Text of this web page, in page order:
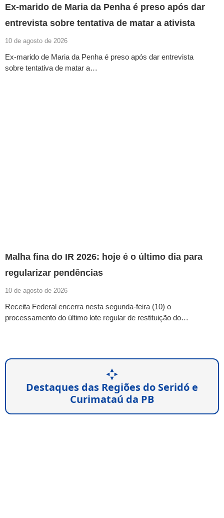
Ex-marido de Maria da Penha é preso após dar
entrevista sobre tentativa de matar a ativista
10 de agosto de 2026
Ex-marido de Maria da Penha é preso após dar entrevista
sobre tentativa de matar a…
Malha fina do IR 2026: hoje é o último dia para
regularizar pendências
10 de agosto de 2026
Receita Federal encerra nesta segunda-feira (10) o
processamento do último lote regular de restituição do…
Destaques das Regiões do Seridó e
Curimataú da PB